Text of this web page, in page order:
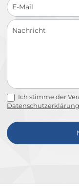
Ich stimme der
Datenschutzerklärung